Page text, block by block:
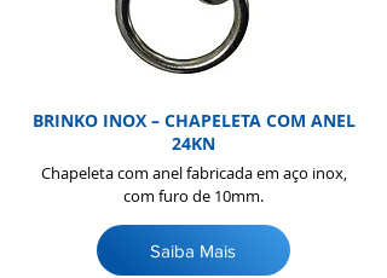
BRINKO INOX – CHAPELETA COM ANEL
24KN
Chapeleta com anel fabricada em aço inox,
com furo de 10mm.
Saiba Mais